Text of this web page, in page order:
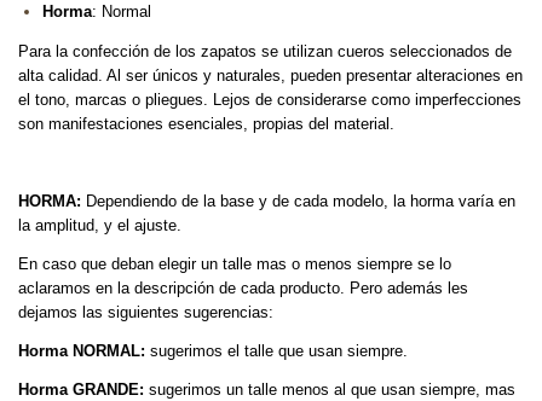
Horma: Normal
Para la confección de los zapatos se utilizan cueros seleccionados de
alta calidad. Al ser únicos y naturales, pueden presentar alteraciones en
el tono, marcas o pliegues. Lejos de considerarse como imperfecciones
son manifestaciones esenciales, propias del material.
HORMA: Dependiendo de la base y de cada modelo, la horma varía en
la amplitud, y el ajuste.
En caso que deban elegir un talle mas o menos siempre se lo
aclaramos en la descripción de cada producto. Pero además les
dejamos las siguientes sugerencias:
Horma NORMAL: sugerimos el talle que usan siempre.
Horma GRANDE: sugerimos un talle menos al que usan siempre, mas